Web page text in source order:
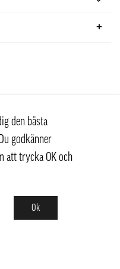
den bästa
godkänner
att trycka OK och
Ok